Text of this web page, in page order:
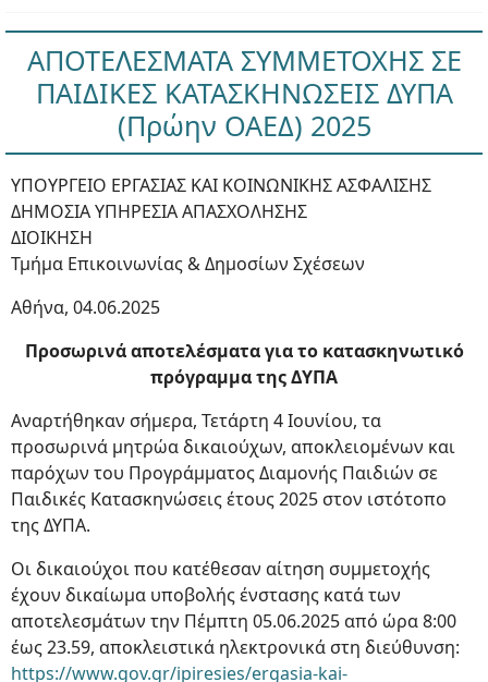
ΑΠΟΤΕΛΕΣΜΑΤΑ ΣΥΜΜΕΤΟΧΗΣ ΣΕ
ΠΑΙΔΙΚΕΣ ΚΑΤΑΣΚΗΝΩΣΕΙΣ ΔΥΠΑ
(Πρώην ΟΑΕΔ) 2025
ΥΠΟΥΡΓΕΙΟ ΕΡΓΑΣΙΑΣ ΚΑΙ ΚΟΙΝΩΝΙΚΗΣ ΑΣΦΑΛΙΣΗΣ
ΔΗΜΟΣΙΑ ΥΠΗΡΕΣΙΑ ΑΠΑΣΧΟΛΗΣΗΣ
ΔΙΟΙΚΗΣΗ
Τμήμα Επικοινωνίας & Δημοσίων Σχέσεων
Αθήνα, 04.06.2025
Προσωρινά αποτελέσματα για το κατασκηνωτικό
πρόγραμμα της ΔΥΠΑ
Αναρτήθηκαν σήμερα, Τετάρτη 4 Ιουνίου, τα
προσωρινά μητρώα δικαιούχων, αποκλειομένων και
παρόχων του Προγράμματος Διαμονής Παιδιών σε
Παιδικές Κατασκηνώσεις έτους 2025 στον ιστότοπο
της ΔΥΠΑ.
Οι δικαιούχοι που κατέθεσαν αίτηση συμμετοχής
έχουν δικαίωμα υποβολής ένστασης κατά των
αποτελεσμάτων την Πέμπτη 05.06.2025 από ώρα 8:00
έως 23.59, αποκλειστικά ηλεκτρονικά στη διεύθυνση:
https://www.gov.gr/ipiresies/ergasia-kai-